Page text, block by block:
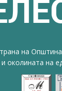
на
околината на